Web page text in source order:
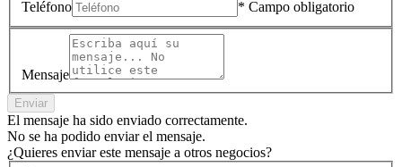
Teléfono * Campo obligatorio
Mensaje
Enviar
El mensaje ha sido enviado correctamente.
No se ha podido enviar el mensaje.
¿Quieres enviar este mensaje a otros negocios?